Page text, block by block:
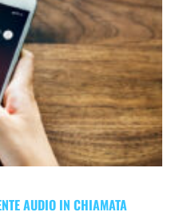
AUDIO IN CHIAMATA